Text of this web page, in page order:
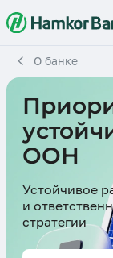
О банке
ООН
Устойчивое
и
стратегии